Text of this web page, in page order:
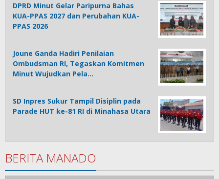
DPRD Minut Gelar Paripurna Bahas
KUA-PPAS 2027 dan Perubahan KUA-
PPAS 2026
Joune Ganda Hadiri Penilaian
Ombudsman RI, Tegaskan Komitmen
Minut Wujudkan Pela…
SD Inpres Sukur Tampil Disiplin pada
Parade HUT ke-81 RI di Minahasa Utara
BERITA MANADO